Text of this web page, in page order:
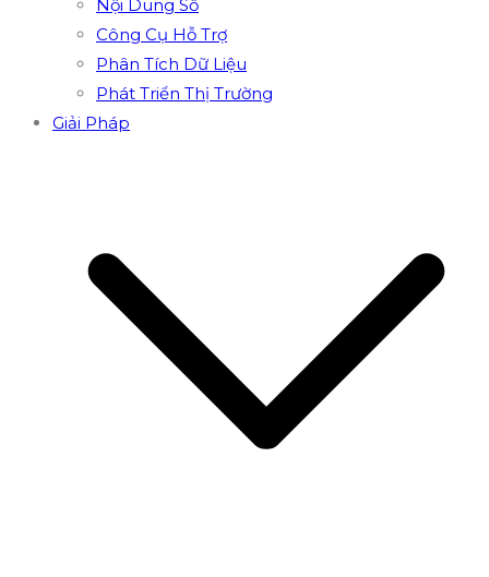
Nội Dung Số
Công Cụ Hỗ Trợ
Phân Tích Dữ Liệu
Phát Triển Thị Trường
Giải Pháp